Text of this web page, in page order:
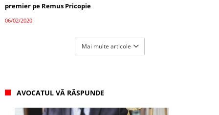
premier pe Remus Pricopie
06/02/2020
Mai multe articole
AVOCATUL VĂ RĂSPUNDE